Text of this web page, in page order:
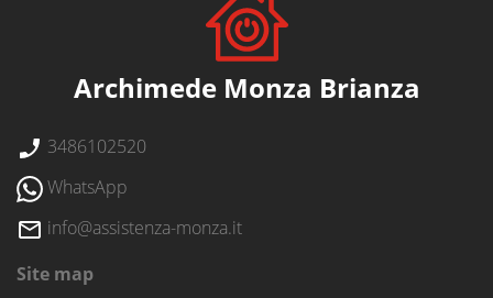
Archimede Monza Brianza
3486102520
WhatsApp
info@assistenza-monza.it
Site map